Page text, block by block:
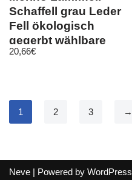
Schaffell grau Leder
Fell ökologisch
gegerbt wählbare
Größe
20,66€
1 2 3 →
Neve | Powered by WordPress